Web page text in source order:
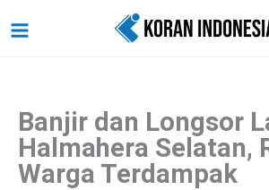
ke
Banjir dan Longsor
Halmahera Selatan,
Warga Terdampak
a